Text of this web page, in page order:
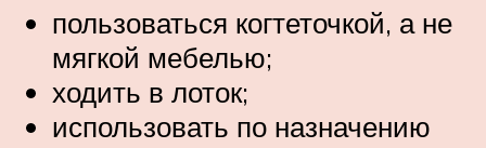
пользоваться когтеточкой, а не
мягкой мебелью;
ходить в лоток;
использовать по назначению